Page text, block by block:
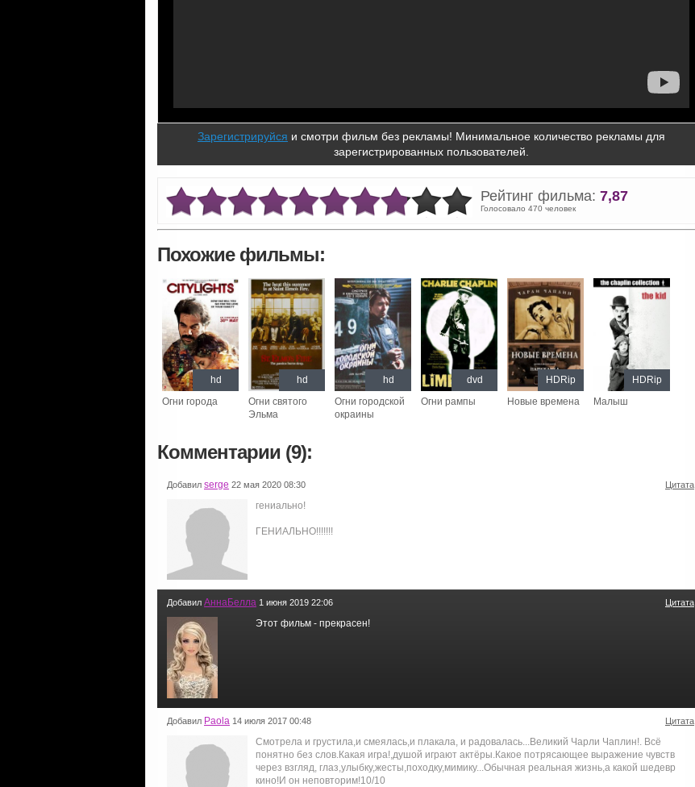
Зарегистрируйся и смотри фильм без рекламы! Минимальное количество рекламы для
зарегистрированных пользователей.
Рейтинг фильма: 7,87
Голосовало 470 человек
Похожие фильмы:
Огни города
hd
Огни святого
Эльма
hd
Огни городской
окраины
hd
Огни рампы
dvd
Новые времена
HDRip
Малыш
HDRip
Комментарии (9):
Добавил serge 22 мая 2020 08:30 Цитата
гениально!
ГЕНИАЛЬНО!!!!!!!
Добавил АннаБелла 1 июня 2019 22:06 Цитата
Этот фильм - прекрасен!
Добавил Paola 14 июля 2017 00:48 Цитата
Смотрела и грустила,и смеялась,и плакала, и радовалась...Великий Чарли Чаплин!. Всё
понятно без слов.Какая игра!,душой играют актёры.Какое потрясающее выражение чувств
через взгляд, глаз,улыбку,жесты,походку,мимику...Обычная реальная жизнь,а какой шедевр
кино!И он неповторим!10/10